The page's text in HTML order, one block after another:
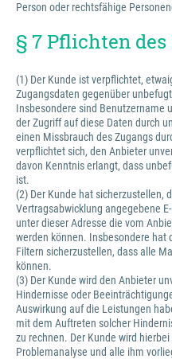
Person oder rechtsfähige
§ 7 Pflichten
(1) Der Kunde ist verpflichtet,
Zugangsdaten gegenüber
Insbesondere sind Benutzername
der Zugriff auf diese Daten durch
einen Missbrauch des Zugangs
verpflichtet sich, den Anbieter
davon Kenntnis erlangt, dass
ist.
(2) Der Kunde hat sicherzustellen,
Vertragsabwicklung angegebene
unter dieser Adresse die vom
werden können. Insbesondere hat
Filtern sicherzustellen, dass alle
können.
(3) Der Kunde wird den Anbieter
Hindernisse oder
Auswirkung auf die Leistungen
mit dem Auftreten solcher
zu rechnen. Der Kunde wird
Problemanalyse und alle ihm